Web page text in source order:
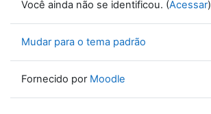
Você ainda não se identificou. (Acessar)
Mudar para o tema padrão
Fornecido por Moodle